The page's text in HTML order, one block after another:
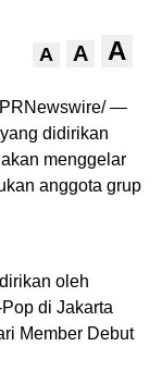
A A A
—
didirikan
menggelar
anggota grup
oleh
di Jakarta
Member Debut